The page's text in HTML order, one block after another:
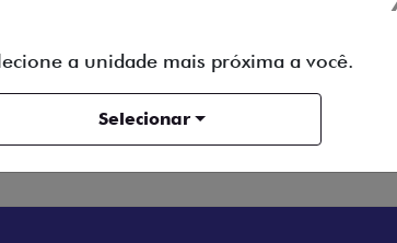
FICHA TÉCNICA
ENTRAR EM CONTATO
a unidade mais próxima a você.
Selecionar